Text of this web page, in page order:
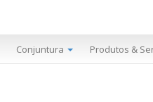
Conjuntura Produtos &